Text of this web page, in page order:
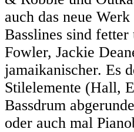
auch das neue
Basslines sind
Fowler, Jackie
jamaikanischer. Es
Stilelemente (Hall,
Bassdrum
oder auch mal